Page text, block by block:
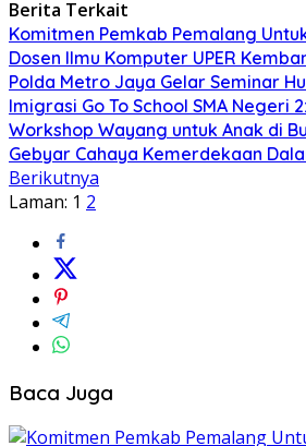
Berita Terkait
Komitmen Pemkab Pemalang
Dosen Ilmu Komputer UPER
Polda Metro Jaya Gelar Seminar
Imigrasi Go To School SMA Negeri
Workshop Wayang untuk Anak di
Gebyar Cahaya Kemerdekaan
Berikutnya
Laman: 1 2
Baca Juga